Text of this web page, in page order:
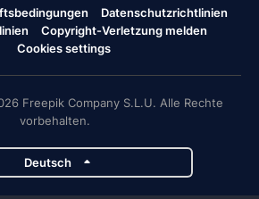
Datenschutzrichtlinien
Copyright-Verletzung melden
Cookies settings
Freepik Company S.L.U. Alle Rechte
vorbehalten.
Deutsch